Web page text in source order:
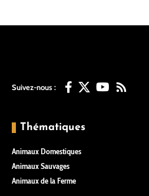
Suivez-nous :
Thématiques
Animaux Domestiques
Animaux Sauvages
Animaux de la Ferme